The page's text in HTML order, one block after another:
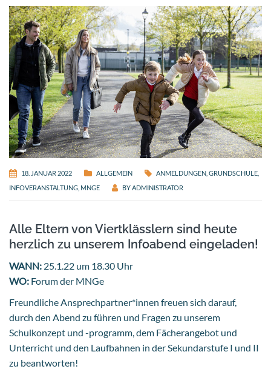
18. JANUAR 2022 ALLGEMEIN ANMELDUNGEN GRUNDSCHULE
INFOVERANSTALTUNG MNGE BYADMINISTRATOR
Alle Eltern von Viertklässlern sind heute
herzlich zu unserem Infoabend eingeladen!
WANN: 25.1.22 um 18.30 Uhr
WO: Forum der MNGe
Freundliche Ansprechpartner*innen freuen sich darauf,
durch den Abend zu führen und Fragen zu unserem
Schulkonzept und -programm, dem Fächerangebot und
Unterricht und den Laufbahnen in der Sekundarstufe I und II
zu beantworten!